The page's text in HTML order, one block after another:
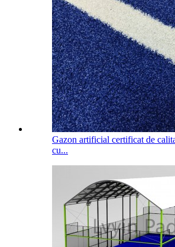
Gazon artificial certificat de
cu...